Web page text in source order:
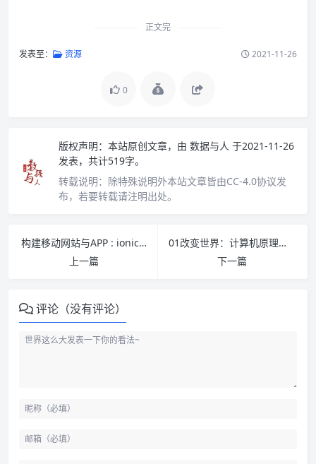
正文完
发表至： 资源 2021-11-26
0
版权声明： 本站原创文章，由 数据与人 于2021-11-26
发表，共计519字。
转载说明： 除特殊说明外本站文章皆由CC-4.0协议发
布，若要转载请注明出处。
构建移动网站与APP : ionic移动开发入门与实战 PDF下载
上一篇
01改变世界：计算机原理趣谈 PDF下载
下一篇
评论（没有评论）